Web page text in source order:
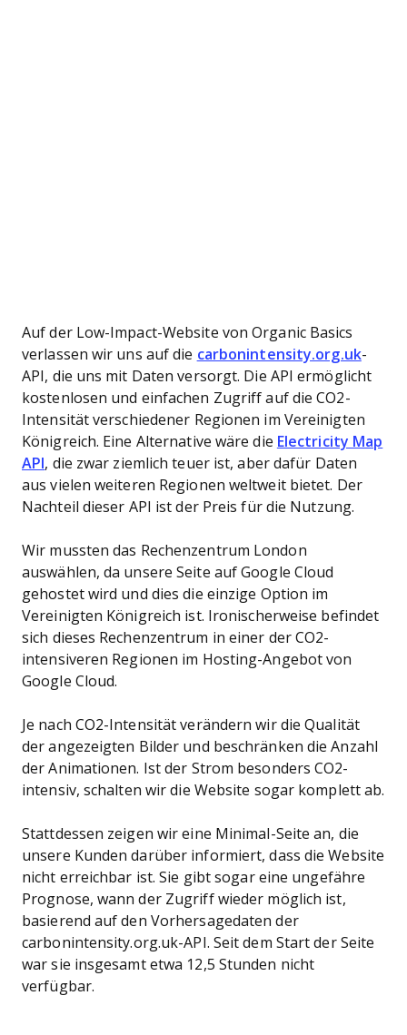
Auf der Low-Impact-Website von Organic Basics
verlassen wir uns auf die carbonintensity.org.uk-
API, die uns mit Daten versorgt. Die API ermöglicht
kostenlosen und einfachen Zugriff auf die CO2-
Intensität verschiedener Regionen im Vereinigten
Königreich. Eine Alternative wäre die Electricity Map
API , die zwar ziemlich teuer ist, aber dafür Daten
aus vielen weiteren Regionen weltweit bietet. Der
Nachteil dieser API ist der Preis für die Nutzung.
Wir mussten das Rechenzentrum London
auswählen, da unsere Seite auf Google Cloud
gehostet wird und dies die einzige Option im
Vereinigten Königreich ist. Ironischerweise befindet
sich dieses Rechenzentrum in einer der CO2-
intensiveren Regionen im Hosting-Angebot von
Google Cloud.
Je nach CO2-Intensität verändern wir die Qualität
der angezeigten Bilder und beschränken die Anzahl
der Animationen. Ist der Strom besonders CO2-
intensiv, schalten wir die Website sogar komplett ab.
Stattdessen zeigen wir eine Minimal-Seite an, die
unsere Kunden darüber informiert, dass die Website
nicht erreichbar ist. Sie gibt sogar eine ungefähre
Prognose, wann der Zugriff wieder möglich ist,
basierend auf den Vorhersagedaten der
carbonintensity.org.uk-API. Seit dem Start der Seite
war sie insgesamt etwa 12,5 Stunden nicht
verfügbar.